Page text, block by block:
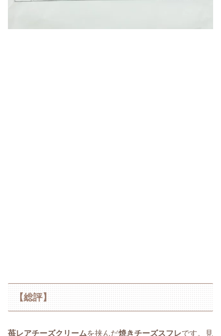
【総評】
苺レアチーズクリームを挟んだ焼きチーズスフレです。見